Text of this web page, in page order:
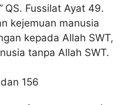
QS. Fussilat Ayat 49.
kejemuan manusia
kepada Allah SWT,
tanpa Allah SWT.
156